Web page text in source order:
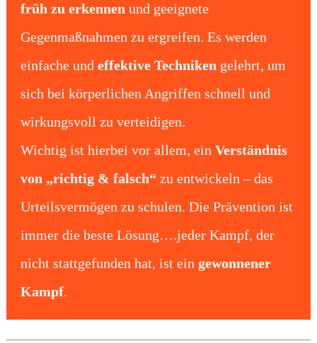
früh zu erkennen und geeignete
Gegenmaßnahmen zu ergreifen. Es werden
einfache und effektive Techniken gelehrt, um
sich bei körperlichen Angriffen schnell und
wirkungsvoll zu verteidigen.
Wichtig ist hierbei vor allem, ein Verständnis
von „richtig & falsch“zu entwickeln – das
Urteilsvermögen zu schulen. Die Prävention ist
immer die beste Lösung….jeder Kampf, der
nicht stattgefunden hat, ist ein gewonnener
Kampf.